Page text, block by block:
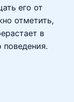
его от
отметить,
в